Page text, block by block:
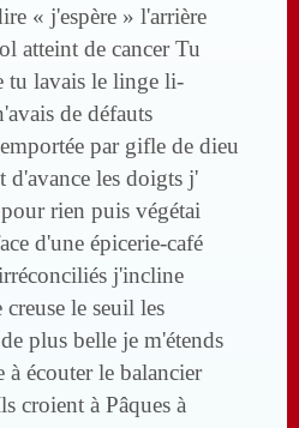
« j'espère » l'arrière
atteint de cancer Tu
tu lavais le linge li-
de défauts
par gifle de dieu
d'avance les doigts j'
rien puis végétai
d'une épicerie-café
j'incline
le seuil les
plus belle je m'étends
à écouter le balancier
croient à Pâques à